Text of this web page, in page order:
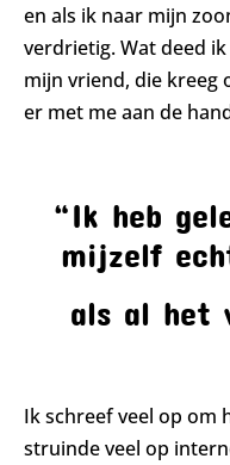
en als ik naar mijn
verdrietig. Wat deed
mijn vriend, die kreeg
er met me aan de
“Ik heb
mijzelf
als al het
Ik schreef veel op om
struinde veel op